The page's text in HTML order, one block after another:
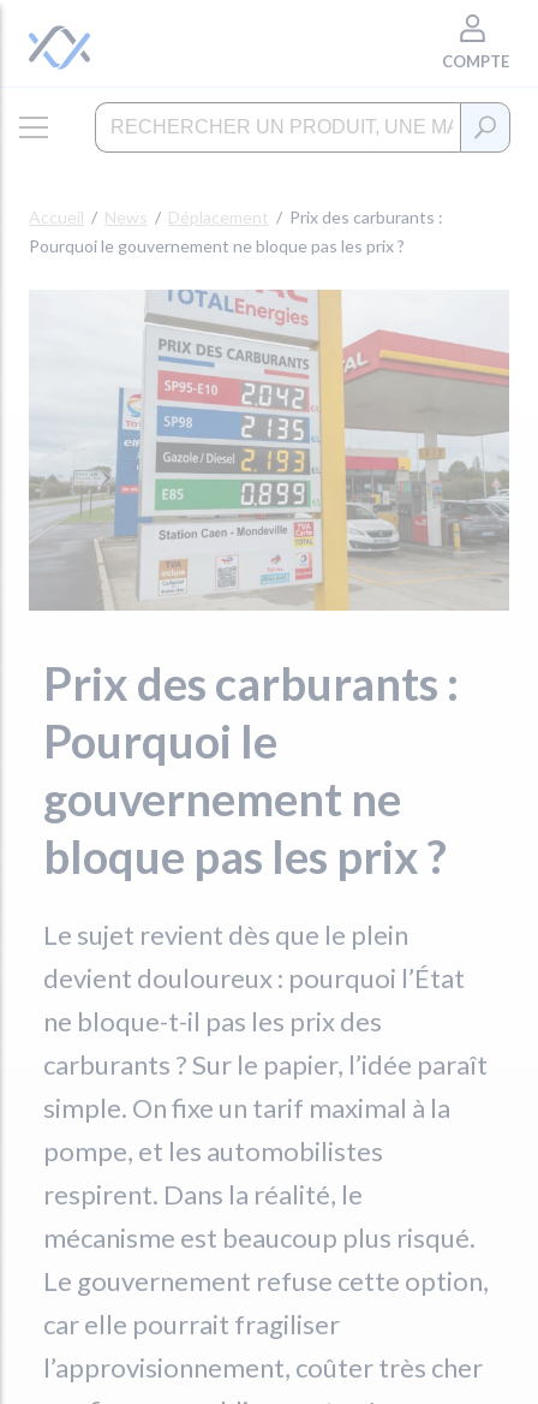
COMPTE
Accueil News Déplacement
Prix des carburants :
Pourquoi le gouvernement ne bloque pas les prix ?
Prix des carburants :
Pourquoi le
gouvernement ne
bloque pas les prix ?
Le sujet revient dès que le plein
devient douloureux : pourquoi l’État
ne bloque-t-il pas les prix des
carburants ? Sur le papier, l’idée paraît
simple. On fixe un tarif maximal à la
pompe, et les automobilistes
respirent. Dans la réalité, le
mécanisme est beaucoup plus risqué.
Le gouvernement refuse cette option,
car elle pourrait fragiliser
l’approvisionnement, coûter très cher